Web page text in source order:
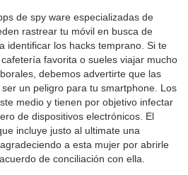
de spy ware especializadas de
rastrear tu móvil en busca de
identificar los hacks temprano. Si te
favorita o sueles viajar mucho
debemos advertirte que las
un peligro para tu smartphone. Los
medio y tienen por objetivo infectar
de dispositivos electrónicos. El
incluye justo al ultimate una
a esta mujer por abrirle
de conciliación con ella.